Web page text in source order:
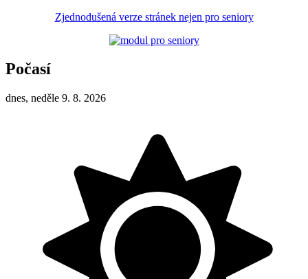
Zjednodušená verze stránek nejen pro seniory
Počasí
dnes, neděle 9. 8. 2026